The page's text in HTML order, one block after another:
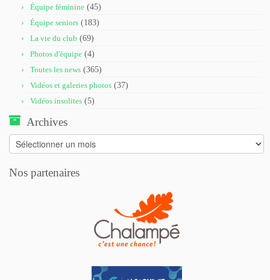
Équipe féminine (45)
Équipe seniors (183)
La vie du club (69)
Photos d'équipe (4)
Toutes les news (365)
Vidéos et galeries photos (37)
Vidéos insolites (5)
Archives
Archives
Nos partenaires